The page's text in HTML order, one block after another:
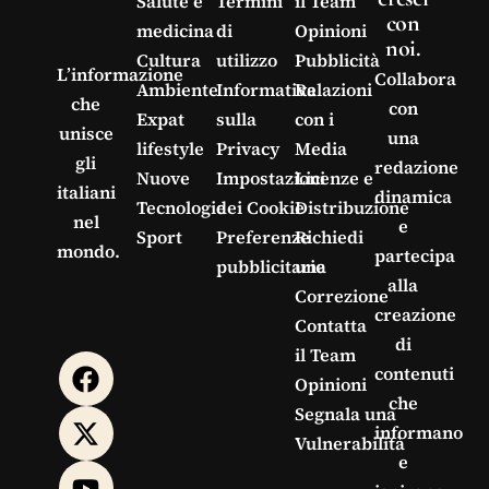
L’informazione
che
unisce
gli
italiani
nel
mondo.
medicina
Cultura
Ambiente
Expat
lifestyle
Nuove
Tecnologie
Sport
di
utilizzo
Informativa
sulla
Privacy
Impostazioni
dei Cookie
Preferenze
pubblicitarie
Opinioni
Pubblicità
Relazioni
con i
Media
Licenze e
Distribuzione
Richiedi
una
Correzione
Contatta
il Team
Opinioni
Segnala una
Vulnerabilità
con
noi.
Collabora
con
una
redazione
dinamica
e
partecipa
alla
creazione
di
contenuti
che
informano
e